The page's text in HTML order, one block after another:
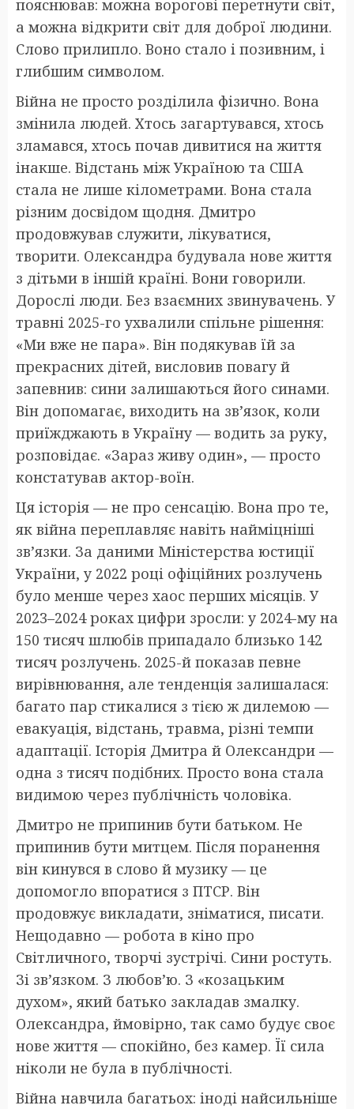
пояснював: можна ворогові перетнути світ,
а можна відкрити світ для доброї людини.
Слово прилипло. Воно стало і позивним, і
глибшим символом.
Війна не просто розділила фізично. Вона
змінила людей. Хтось загартувався, хтось
зламався, хтось почав дивитися на життя
інакше. Відстань між Україною та США
стала не лише кілометрами. Вона стала
різним досвідом щодня. Дмитро
продовжував служити, лікуватися,
творити. Олександра будувала нове життя
з дітьми в іншій країні. Вони говорили.
Дорослі люди. Без взаємних звинувачень. У
травні 2025-го ухвалили спільне рішення:
«Ми вже не пара». Він подякував їй за
прекрасних дітей, висловив повагу й
запевнив: сини залишаються його синами.
Він допомагає, виходить на зв’язок, коли
приїжджають в Україну — водить за руку,
розповідає. «Зараз живу один», — просто
констатував актор-воїн.
Ця історія — не про сенсацію. Вона про те,
як війна переплавляє навіть найміцніші
зв’язки. За даними Міністерства юстиції
України, у 2022 році офіційних розлучень
було менше через хаос перших місяців. У
2023–2024 роках цифри зросли: у 2024-му на
150 тисяч шлюбів припадало близько 142
тисяч розлучень. 2025-й показав певне
вирівнювання, але тенденція залишалася:
багато пар стикалися з тією ж дилемою —
евакуація, відстань, травма, різні темпи
адаптації. Історія Дмитра й Олександри —
одна з тисяч подібних. Просто вона стала
видимою через публічність чоловіка.
Дмитро не припинив бути батьком. Не
припинив бути митцем. Після поранення
він кинувся в слово й музику — це
допомогло впоратися з ПТСР. Він
продовжує викладати, зніматися, писати.
Нещодавно — робота в кіно про
Світличного, творчі зустрічі. Сини ростуть.
Зі зв’язком. З любов’ю. З «козацьким
духом», який батько закладав змалку.
Олександра, ймовірно, так само будує своє
нове життя — спокійно, без камер. Її сила
ніколи не була в публічності.
Війна навчила багатьох: іноді найсильніше